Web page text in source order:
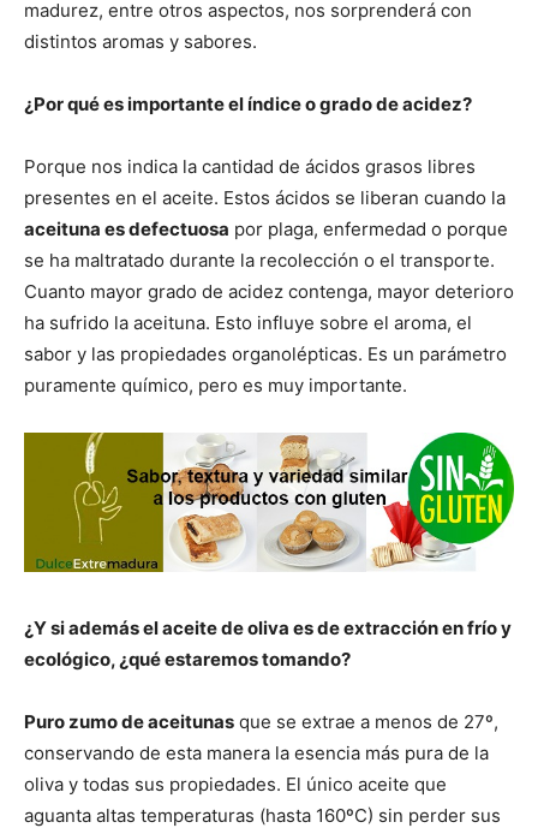
madurez, entre otros aspectos, nos sorprenderá con
distintos aromas y sabores.
¿Por qué es importante el índice o grado de acidez?
Porque nos indica la cantidad de ácidos grasos libres
presentes en el aceite. Estos ácidos se liberan cuando la
aceituna es defectuosa por plaga, enfermedad o porque
se ha maltratado durante la recolección o el transporte.
Cuanto mayor grado de acidez contenga, mayor deterioro
ha sufrido la aceituna. Esto influye sobre el aroma, el
sabor y las propiedades organolépticas. Es un parámetro
puramente químico, pero es muy importante.
¿Y si además el aceite de oliva es de extracción en frío y
ecológico, ¿qué estaremos tomando?
Puro zumo de aceitunas que se extrae a menos de 27º,
conservando de esta manera la esencia más pura de la
oliva y todas sus propiedades. El único aceite que
aguanta altas temperaturas (hasta 160ºC) sin perder sus